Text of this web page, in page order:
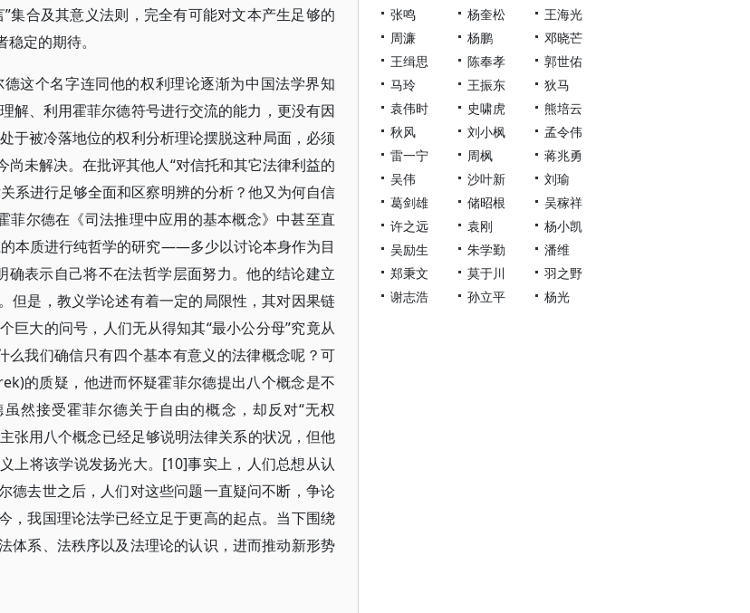
集合及其意义法则，完全有可能对文本产生足够的
定的期待。
这个名字连同他的权利理论逐渐为中国法学界知
解、利用霍菲尔德符号进行交流的能力，更没有因
于被冷落地位的权利分析理论摆脱这种局面，必须
未解决。在批评其他人“对信托和其它法律利益的
系进行足够全面和区察明辨的分析？他又为何自信
菲尔德在《司法推理中应用的基本概念》中甚至直
本质进行纯哲学的研究——多少以讨论本身作为目
表示自己将不在法哲学层面努力。他的结论建立
但是，教义学论述有着一定的局限性，其对因果链
巨大的问号，人们无从得知其“最小公分母”究竟从
么我们确信只有四个基本有意义的法律概念呢？可
的质疑，他进而怀疑霍菲尔德提出八个概念是不
然接受霍菲尔德关于自由的概念，却反对“无权
张用八个概念已经足够说明法律关系的状况，但他
上将该学说发扬光大。[10]事实上，人们总想从认
德去世之后，人们对这些问题一直疑问不断，争论
，我国理论法学已经立足于更高的起点。当下围绕
体系、法秩序以及法理论的认识，进而推动新形势
张鸣
杨奎松
王海光
周濂
杨鹏
邓晓芒
王缉思
陈奉孝
郭世佑
马玲
王振东
狄马
袁伟时
史啸虎
熊培云
秋风
刘小枫
孟令伟
雷一宁
周枫
蒋兆勇
吴伟
沙叶新
刘瑜
葛剑雄
储昭根
吴稼祥
许之远
袁刚
杨小凯
吴励生
朱学勤
潘维
郑秉文
莫于川
羽之野
谢志浩
孙立平 杨光